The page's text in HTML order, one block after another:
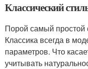
Классический
Порой самый
Классика всегда в
параметров. Что
учитывать